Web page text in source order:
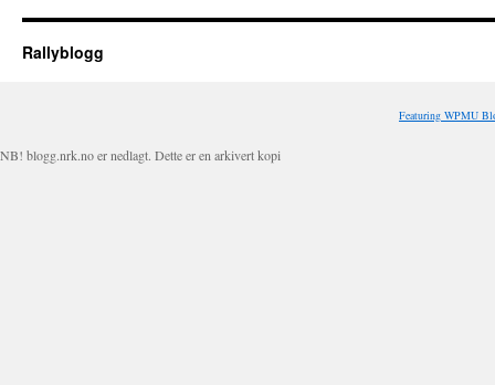
Rallyblogg
Featuring WPMU
NB! blogg.nrk.no er nedlagt. Dette er en arkivert kopi